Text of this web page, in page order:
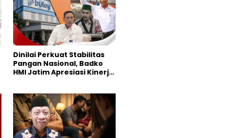
Dinilai Perkuat Stabilitas
Pangan Nasional, Badko
HMI Jatim Apresiasi Kinerja